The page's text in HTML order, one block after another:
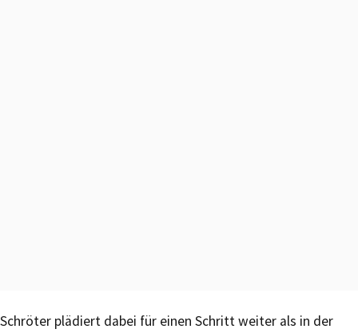
Schröter plädiert dabei für einen Schritt weiter als in der